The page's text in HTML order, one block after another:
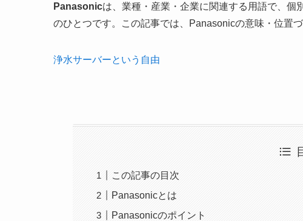
Panasonicは、業種・産業・企業に関連する用語で、個
のひとつです。この記事では、Panasonicの意味・位置
浄水サーバーという自由
この記事の目次
Panasonicとは
Panasonicのポイント